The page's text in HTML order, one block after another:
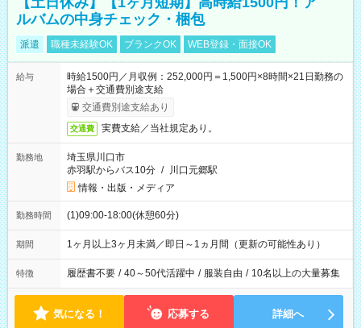
ルバムの中身チェック・梱包
派遣 職種未経験OK ブランクOK WEB登録・面接OK
給与
時給1500円／月収例：252,000円＝1,500円×8時間×21日勤務の
場合＋交通費別途支給
交通費別途支給あり
交通費 実費支給／当社規定あり。
勤務地
埼玉県川口市
赤羽駅からバス10分 / 川口元郷駅
情報・出版・メディア
勤務時間 (1)09:00-18:00(休憩60分)
期間 1ヶ月以上3ヶ月未満／即日～1ヵ月間（更新の可能性あり）
特徴 履歴書不要 / 40～50代活躍中 / 服装自由 / 10名以上の大量募集
気になる！ 応募する 詳細へ